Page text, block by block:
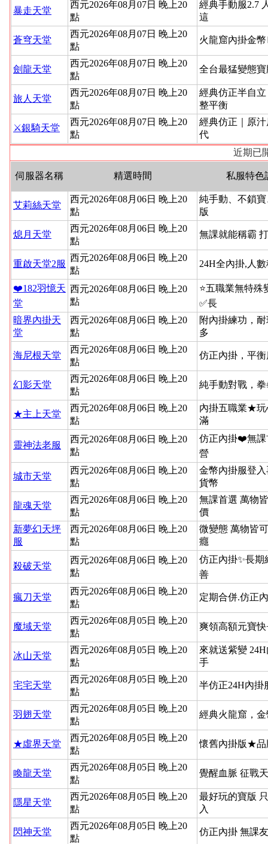
暴走天堂
西元2026年08月07日 晚上20
點
經典手動服2.7
這
蒼穹天堂
西元2026年08月07日 晚上20
點
火龍窟內掛金
劍龍天堂
西元2026年08月07日 晚上20
點
全台最猛變態寶
旅人天堂
西元2026年08月07日 晚上20
點
經典仿正半自
整平衡
⚔️銀騎天堂
西元2026年08月07日 晚上20
點
經典仿正｜原
代
近期已
伺服器名稱 精選時間 私服特色
艾莉絲天堂
西元2026年08月06日 晚上20
點
純手動、不鎖
版
熄月天堂
西元2026年08月06日 晚上20
點
無課就能稱霸
重啟天堂2服
西元2026年08月06日 晚上20
點
24H全內掛,人
❤️182羽憶天
堂
西元2026年08月06日 晚上20
點
⭐️五職業無特殊
✅長
暗界內掛天
堂
西元2026年08月06日 晚上20
點
附內掛練功，
多
海尼根天堂
西元2026年08月06日 晚上20
點
仿正內掛，平
幻影天堂
西元2026年08月06日 晚上20
點
純手動對戰，
★主上天堂
西元2026年08月06日 晚上20
點
內掛五職業★玩
滿
靈神法老服
西元2026年08月06日 晚上20
點
仿正內掛❤️無
營
城市天堂
西元2026年08月06日 晚上20
點
金幣內掛服登
貨幣
龍魂天堂
西元2026年08月06日 晚上20
點
無課首選 萬物
價
新夢幻天坪
服
西元2026年08月06日 晚上20
點
微變態 萬物皆
癮
殺破天堂
西元2026年08月06日 晚上20
點
仿正內掛✨長
善
瘋刀天堂
西元2026年08月06日 晚上20
點
定期合併.仿正
魔域天堂
西元2026年08月05日 晚上20
點
爽領高額元寶
冰山天堂
西元2026年08月05日 晚上20
點
來就送紫變
手
宅宅天堂
西元2026年08月05日 晚上20
點
半仿正24H內掛
羽翅天堂
西元2026年08月05日 晚上20
點
經典火龍窟，
★虛界天堂
西元2026年08月05日 晚上20
點
懷舊內掛版★品
喚龍天堂
西元2026年08月05日 晚上20
點
覺醒血脈 征戰
隱星天堂
西元2026年08月05日 晚上20
點
最好玩的寶版
入
閃神天堂
西元2026年08月05日 晚上20
點
仿正內掛 無課